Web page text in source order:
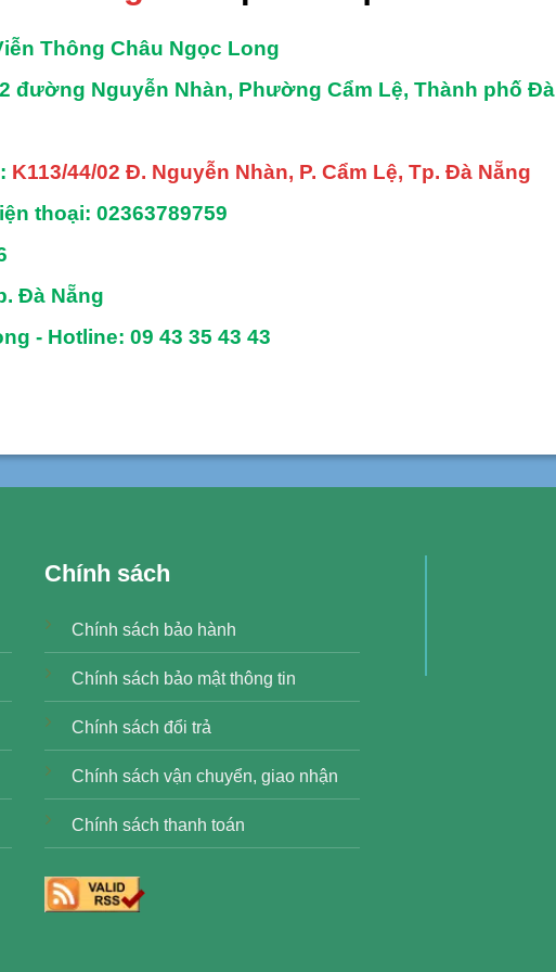
Thông Châu Ngọc Long
đường Nguyễn Nhàn, Phường Cẩm Lệ, Thành phố Đà
K113/44/02 Đ. Nguyễn Nhàn, P. Cẩm Lệ, Tp. Đà Nẵng
thoại: 02363789759
Đà Nẵng
- Hotline: 09 43 35 43 43
Chính sách
Chính sách bảo hành
Chính sách bảo mật thông tin
Chính sách đổi trả
Chính sách vận chuyển, giao nhận
Chính sách thanh toán